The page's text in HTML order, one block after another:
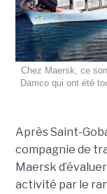
Chez Maersk, ce
Damco qui ont été
Après Saint-
compagnie de
Maersk
activité par le